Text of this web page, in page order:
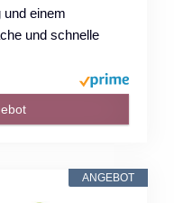
und einem
und schnelle
ANGEBOT